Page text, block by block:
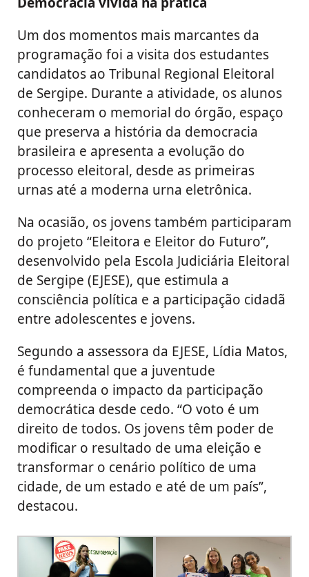
Um dos momentos mais marcantes da
programação foi a visita dos estudantes
candidatos ao Tribunal Regional Eleitoral
de Sergipe. Durante a atividade, os alunos
conheceram o memorial do órgão, espaço
que preserva a história da democracia
brasileira e apresenta a evolução do
processo eleitoral, desde as primeiras
urnas até a moderna urna eletrônica.
Na ocasião, os jovens também participaram
do projeto “Eleitora e Eleitor do Futuro”,
desenvolvido pela Escola Judiciária Eleitoral
de Sergipe (EJESE), que estimula a
consciência política e a participação cidadã
entre adolescentes e jovens.
Segundo a assessora da EJESE, Lídia Matos,
é fundamental que a juventude
compreenda o impacto da participação
democrática desde cedo. “O voto é um
direito de todos. Os jovens têm poder de
modificar o resultado de uma eleição e
transformar o cenário político de uma
cidade, de um estado e até de um país”,
destacou.